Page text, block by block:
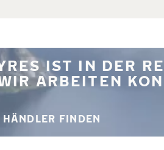
IST IN DER
ARBEITEN
FINDEN